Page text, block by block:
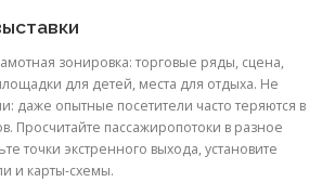
зонировка: торговые ряды, сцена,
для детей, места для отдыха. Не
даже опытные посетители часто теряются в
Просчитайте пассажиропотоки в разное
точки экстренного выхода, установите
и карты-схемы.